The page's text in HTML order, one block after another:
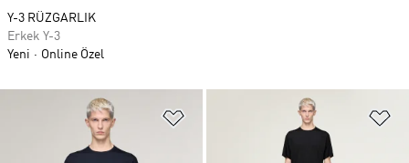
Favori Listesine Ekle
Y-3 RÜZGARLIK
Erkek Y-3
Yeni
Online Özel